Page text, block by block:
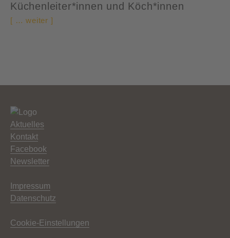
Küchenleiter*innen und Köch*innen
[ … weiter ]
Aktuelles
Kontakt
Facebook
Newsletter
Impressum
Datenschutz
Cookie-Einstellungen